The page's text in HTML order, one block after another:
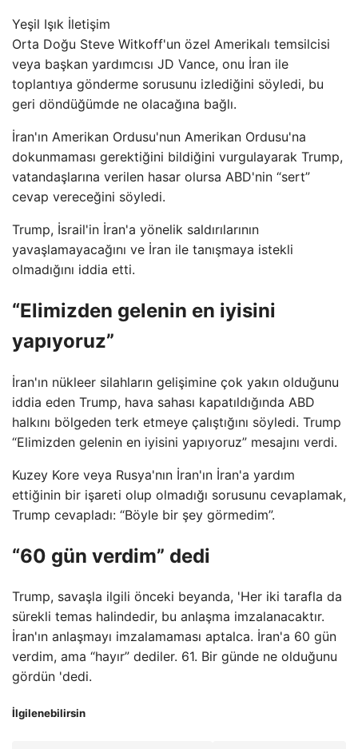
Yeşil Işık İletişim
Orta Doğu Steve Witkoff'un özel Amerikalı temsilcisi
veya başkan yardımcısı JD Vance, onu İran ile
toplantıya gönderme sorusunu izlediğini söyledi, bu
geri döndüğümde ne olacağına bağlı.
İran'ın Amerikan Ordusu'nun Amerikan Ordusu'na
dokunmaması gerektiğini bildiğini vurgulayarak Trump,
vatandaşlarına verilen hasar olursa ABD'nin “sert”
cevap vereceğini söyledi.
Trump, İsrail'in İran'a yönelik saldırılarının
yavaşlamayacağını ve İran ile tanışmaya istekli
olmadığını iddia etti.
“Elimizden gelenin en iyisini
yapıyoruz”
İran'ın nükleer silahların gelişimine çok yakın olduğunu
iddia eden Trump, hava sahası kapatıldığında ABD
halkını bölgeden terk etmeye çalıştığını söyledi. Trump
“Elimizden gelenin en iyisini yapıyoruz” mesajını verdi.
Kuzey Kore veya Rusya'nın İran'ın İran'a yardım
ettiğinin bir işareti olup olmadığı sorusunu cevaplamak,
Trump cevapladı: “Böyle bir şey görmedim”.
“60 gün verdim” dedi
Trump, savaşla ilgili önceki beyanda, 'Her iki tarafla da
sürekli temas halindedir, bu anlaşma imzalanacaktır.
İran'ın anlaşmayı imzalamaması aptalca. İran'a 60 gün
verdim, ama “hayır” dediler. 61. Bir günde ne olduğunu
gördün 'dedi.
İlgilenebilirsin